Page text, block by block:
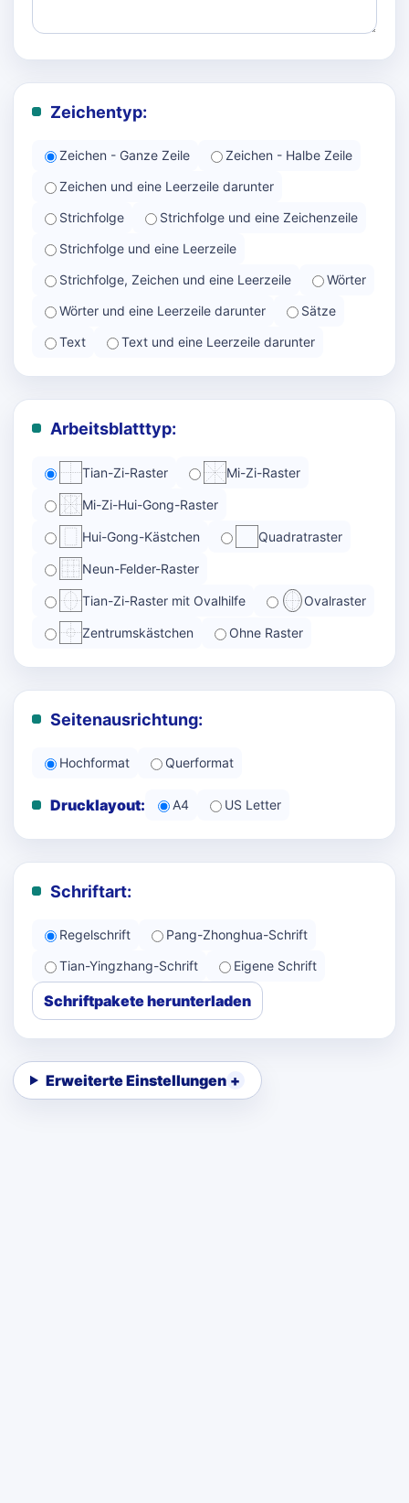
Zeichentyp:
Zeichen - Ganze Zeile
Zeichen - Halbe Zeile
Zeichen und eine Leerzeile darunter
Strichfolge
Strichfolge und eine Zeichenzeile
Strichfolge und eine Leerzeile
Strichfolge, Zeichen und eine Leerzeile
Wörter
Wörter und eine Leerzeile darunter
Sätze
Text
Text und eine Leerzeile darunter
Arbeitsblatttyp:
Tian-Zi-Raster Mi-Zi-Raster
Mi-Zi-Hui-Gong-Raster
Hui-Gong-Kästchen Quadratraster
Neun-Felder-Raster
Tian-Zi-Raster mit Ovalhilfe Ovalraster
Zentrumskästchen Ohne Raster
Seitenausrichtung:
Hochformat Querformat
Drucklayout: A4 US Letter
Schriftart:
Regelschrift
Pang-Zhonghua-Schrift
Tian-Yingzhang-Schrift
Eigene Schrift
Schriftpakete herunterladen
Erweiterte Einstellungen